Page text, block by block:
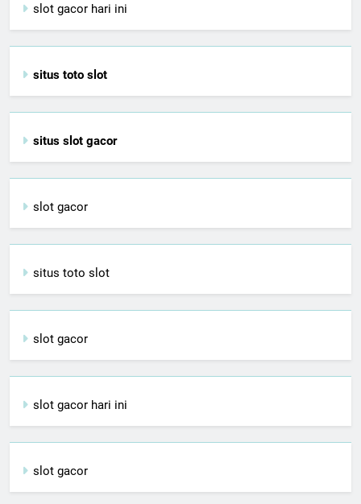
slot gacor hari ini
situs toto slot
situs slot gacor
slot gacor
situs toto slot
slot gacor
slot gacor hari ini
slot gacor